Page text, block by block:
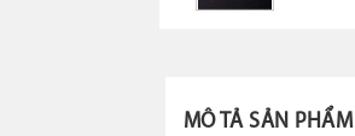
MÔ TẢ SẢN PHẨM